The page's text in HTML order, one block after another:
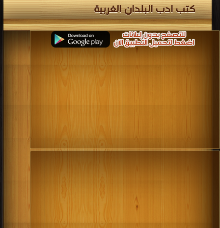
كتب ادب البلدان الغربية